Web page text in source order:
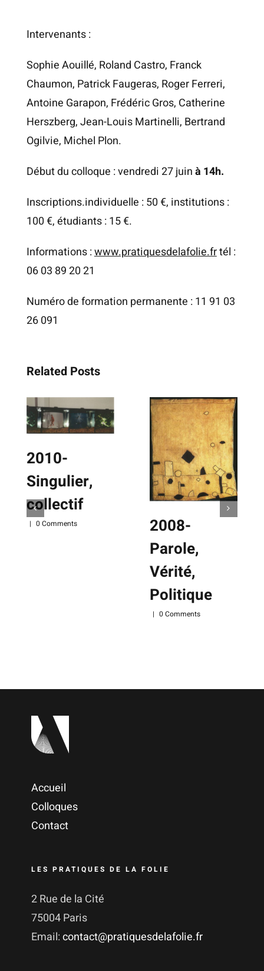
Intervenants :
Sophie Aouillé, Roland Castro, Franck
Chaumon, Patrick Faugeras, Roger Ferreri,
Antoine Garapon, Frédéric Gros, Catherine
Herszberg, Jean-Louis Martinelli, Bertrand
Ogilvie, Michel Plon.
Début du colloque : vendredi 27 juinà 14h.
Inscriptions.individuelle : 50 €, institutions :
100 €, étudiants : 15 €.
Informations :www.pratiquesdelafolie.frtél :
06 03 89 20 21
Numéro de formation permanente : 11 91 03
26 091
Related Posts
2010-
Singulier,
collectif
| 0 Comments
2008-
Parole,
Vérité,
Politique
| 0 Comments
Accueil
Colloques
Contact
LES PRATIQUES DE LA FOLIE
2 Rue de la Cité
75004 Paris
Email:contact@pratiquesdelafolie.fr